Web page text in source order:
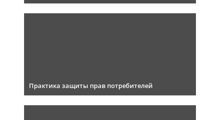
Практика защиты прав потребителей